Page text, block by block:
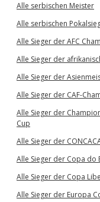
Alle serbischen Meister
Alle serbischen
Alle Sieger der AFC
Alle Sieger der
Alle Sieger der
Alle Sieger der CAF-
Alle Sieger der
Cup
Alle Sieger der
Alle Sieger der Copa do
Alle Sieger der Copa
Alle Sieger der Europa